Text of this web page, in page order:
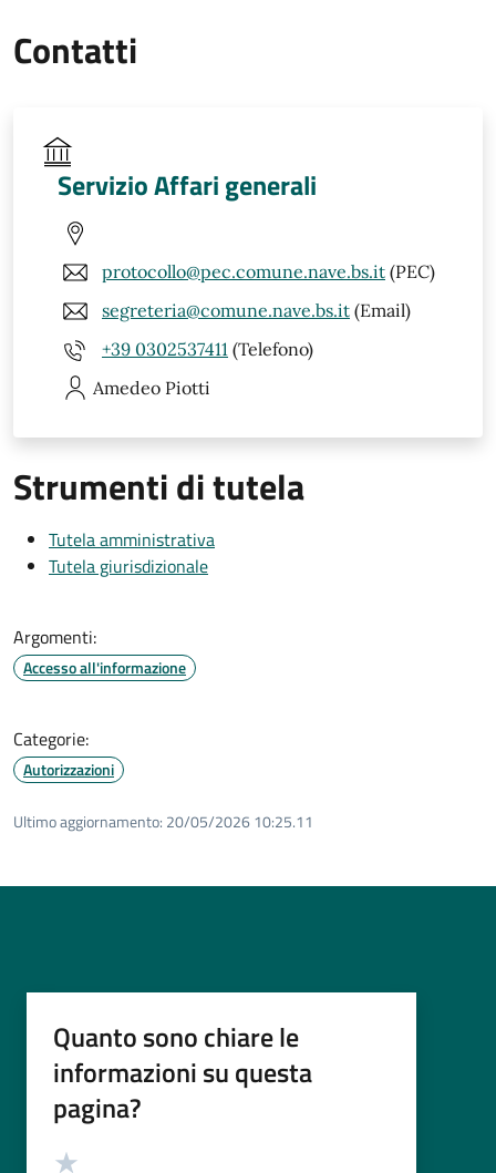
Contatti
Servizio Affari generali
protocollo@pec.comune.nave.bs.it (PEC)
segreteria@comune.nave.bs.it (Email)
+39 0302537411 (Telefono)
Amedeo Piotti
Strumenti di tutela
Tutela amministrativa
Tutela giurisdizionale
Argomenti:
Accesso all'informazione
Categorie:
Autorizzazioni
Ultimo aggiornamento: 20/05/2026 10:25.11
Quanto sono chiare le
informazioni su questa
pagina?
Valutazione